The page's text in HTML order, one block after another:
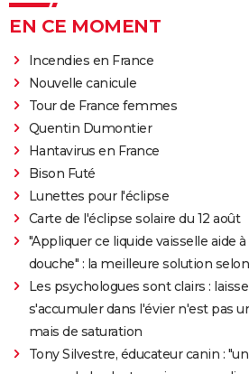
EN CE MOMENT
Incendies en France
Nouvelle canicule
Tour de France femmes
Quentin Dumontier
Hantavirus en France
Bison Futé
Lunettes pour l'éclipse
Carte de l'éclipse solaire du 12 août
"Appliquer ce liquide vaisselle aide
douche" : la meilleure solution
Les psychologues sont clairs :
s'accumuler dans l'évier n'est pas
mais de saturation
Tony Silvestre, éducateur canin :